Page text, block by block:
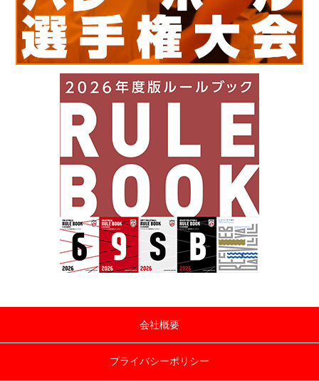
会社概要
プライバシーポリシー